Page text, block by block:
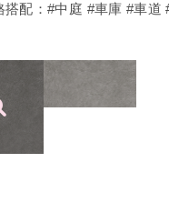
搭配：#中庭 #車庫 #車道